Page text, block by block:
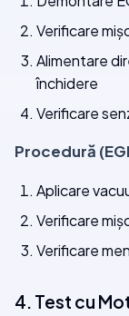
Verificare
Alimentare
închidere
Verificare
Procedură
Aplicare
Verificare
Verificare
4. Test cu